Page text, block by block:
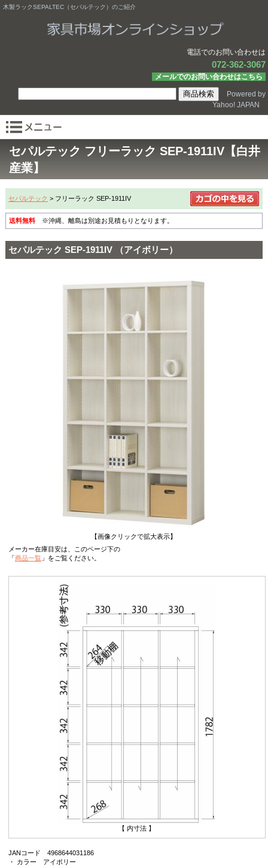
木製ラックSEPALTEC（セパルテック）のご紹介
電話でのお問い合わせは
072-362-3067
メールでのお問い合わせはこちら
Powered by
Yahoo! JAPAN
セパルテック フリーラック SEP-1911IV【白井
産業】
セパルテック > フリーラック SEP-1911IV
送料無料※沖縄、離島は別途お見積もりとなります。
セパルテック SEP-1911IV （アイボリー）
【画像クリックで拡大表示】
メーカー在庫目安は、このページ下の
「商品一覧」をご覧ください。
【 内寸法 】
JANコード 4968644031186
・ カラー アイボリー